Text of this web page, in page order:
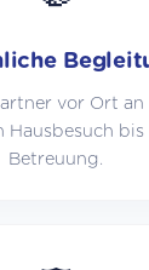
vor Ort an
Hausbesuch
Betreuung.